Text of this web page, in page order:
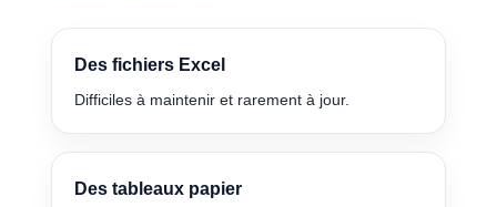
Des fichiers Excel
Difficiles à maintenir et rarement à jour.
Des tableaux papier